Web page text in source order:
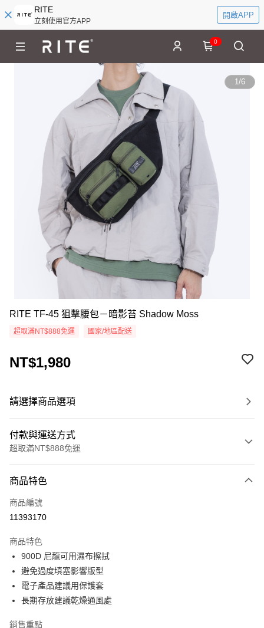
RITE
立刻使用官方APP
開啟APP
0
1/6
RITE TF-45 狙擊腰包－暗影苔 Shadow Moss
超取滿NT$888免運 國家/地區配送
NT$1,980
請選擇商品選項
付款與運送方式
超取滿NT$888免運
信用卡一次付款
超商取貨付款
Apple Pay
街口支付
悠遊付
AFTEE先享後付
商品特色
商品編號
11393170
商品特色
900D 尼龍可用濕布擦拭
避免過度填塞影響版型
電子產品建議用保護套
長期存放建議乾燥通風處
銷售重點